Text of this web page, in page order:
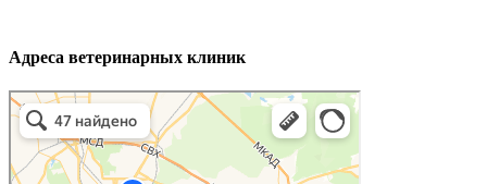
Адреса ветеринарных клиник